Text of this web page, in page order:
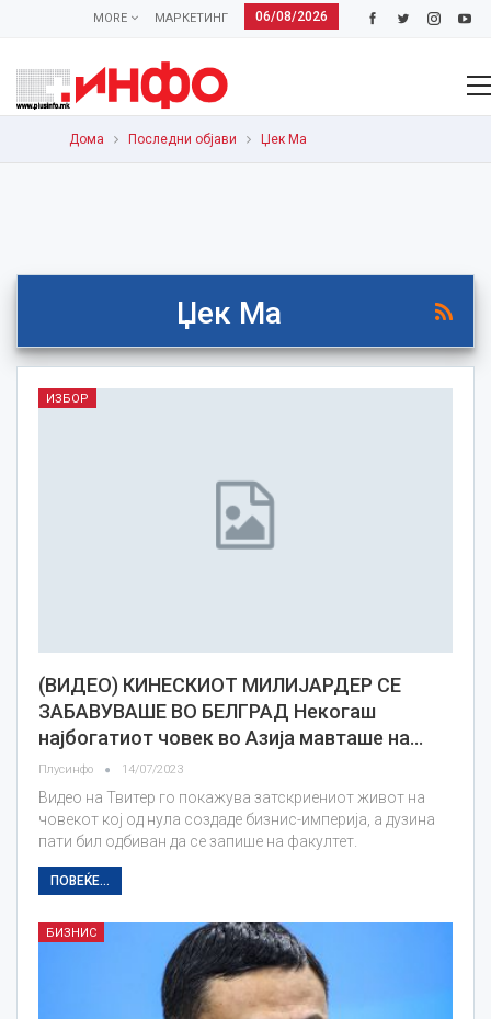
06/08/2026
МАРКЕТИНГ
MORE
Дома Последни објави Џек Ма
Џек Ма
ИЗБОР
(ВИДЕО) КИНЕСКИОТ МИЛИЈАРДЕР СЕ
ЗАБАВУВАШЕ ВО БЕЛГРАД Некогаш
најбогатиот човек во Азија мавташе на…
Плусинфо 14/07/2023
Видео на Твитер го покажува затскриениот живот на
човекот кој од нула создаде бизнис-империја, а дузина
пати бил одбиван да се запише на факултет.
ПОВЕЌЕ...
БИЗНИС